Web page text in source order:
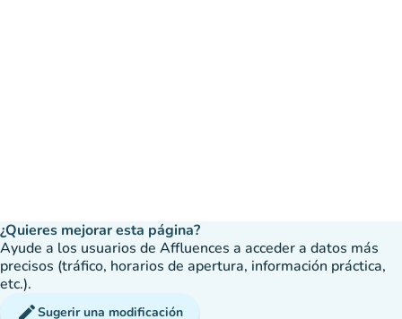
¿Quieres mejorar esta página?
Ayude a los usuarios de Affluences a acceder a datos más
precisos (tráfico, horarios de apertura, información práctica,
etc.).
editSugerir una modificación